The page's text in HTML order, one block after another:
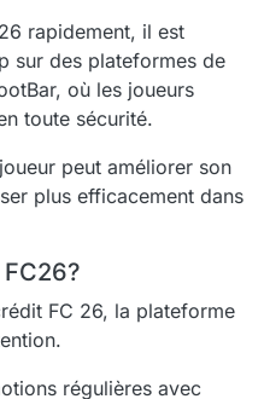
rapidement, il est
sur des plateformes de
où les joueurs
toute sécurité.
peut améliorer son
plus efficacement dans
FC 26, la plateforme
régulières avec